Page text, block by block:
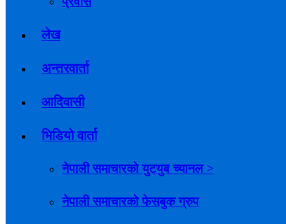
लेख
अन्तरवार्ता
आदिवासी
भिडियो वार्ता
नेपाली समाचारको युटयुब च्यानल >
नेपाली समाचारको फेसबुक ग्रुप